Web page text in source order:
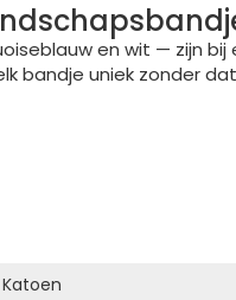
en wit — zijn
bandje uniek zonder
Katoen